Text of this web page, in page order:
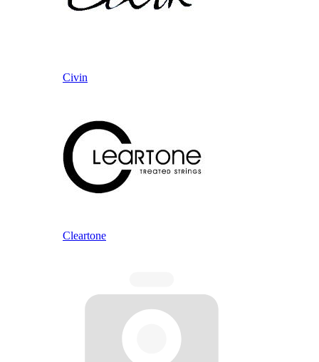
Civin
Cleartone